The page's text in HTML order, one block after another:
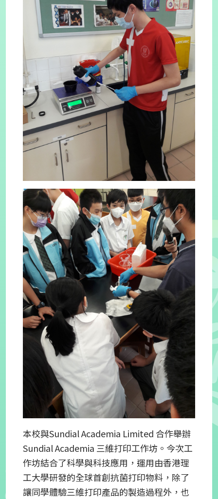
本校與Sundial Academia Limited 合作舉辦
Sundial Academia 三維打印工作坊。今次工
作坊結合了科學與科技應用，運用由香港理
工大學研發的全球首創抗菌打印物料，除了
讓同學體驗三維打印產品的製造過程外，也